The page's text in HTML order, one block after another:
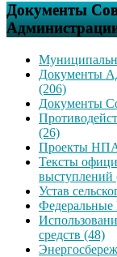
Документы
Документы
(206)
Документы
(26)
Проекты
Тексты
выступлений
Устав
средств (48)